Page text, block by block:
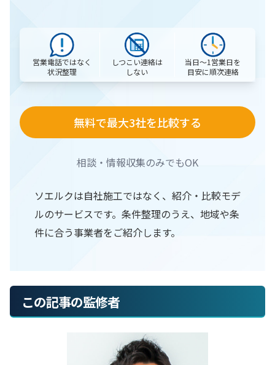
営業電話ではなく
状況整理
しつこい連絡は
しない
当日〜1営業日を
目安に順次連絡
無料で最大3社を比較する
相談・情報収集のみでもOK
ソエルクは自社施工ではなく、紹介・比較モデ
ルのサービスです。条件整理のうえ、地域や条
件に合う事業者をご紹介します。
この記事の監修者